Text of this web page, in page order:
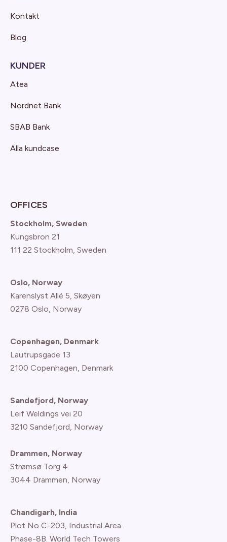
Kontakt
Blog
KUNDER
Atea
Nordnet Bank
SBAB Bank
Alla kundcase
OFFICES
Stockholm, Sweden
Kungsbron 21
111 22 Stockholm, Sweden
Oslo, Norway
Karenslyst Allé 5, Skøyen
0278 Oslo, Norway
Copenhagen, Denmark
Lautrupsgade 13
2100 Copenhagen , Denmark
Sandefjord, Norway
Leif Weldings vei 20
3210 Sandefjord, Norway
Drammen, Norway
Strømsø Torg 4
3044 Drammen, Norway
Chandigarh, India
Plot No C-203, Industrial Area.
Phase-8B. World Tech Towers